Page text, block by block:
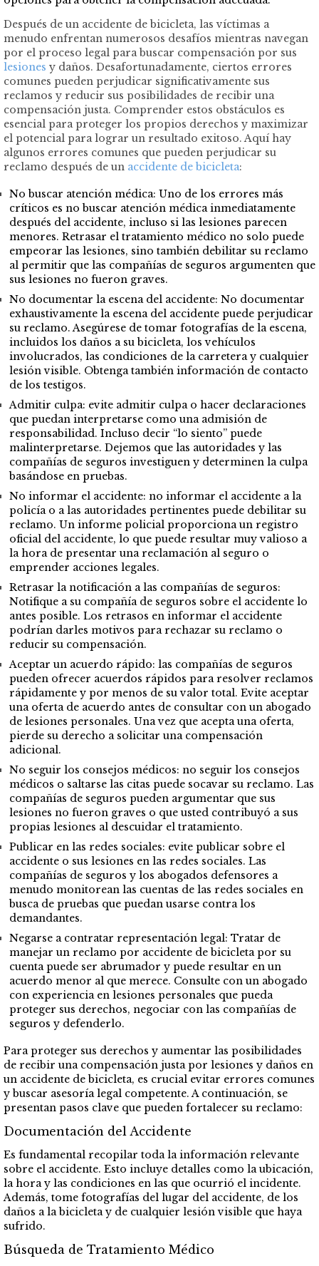
Después de un accidente de bicicleta, las víctimas a
menudo enfrentan numerosos desafíos mientras navegan
por el proceso legal para buscar compensación por sus
lesiones y daños. Desafortunadamente, ciertos errores
comunes pueden perjudicar significativamente sus
reclamos y reducir sus posibilidades de recibir una
compensación justa. Comprender estos obstáculos es
esencial para proteger los propios derechos y maximizar
el potencial para lograr un resultado exitoso. Aquí hay
algunos errores comunes que pueden perjudicar su
reclamo después de un accidente de bicicleta:
No buscar atención médica: Uno de los errores más
críticos es no buscar atención médica inmediatamente
después del accidente, incluso si las lesiones parecen
menores. Retrasar el tratamiento médico no solo puede
empeorar las lesiones, sino también debilitar su reclamo
al permitir que las compañías de seguros argumenten que
sus lesiones no fueron graves.
No documentar la escena del accidente: No documentar
exhaustivamente la escena del accidente puede perjudicar
su reclamo. Asegúrese de tomar fotografías de la escena,
incluidos los daños a su bicicleta, los vehículos
involucrados, las condiciones de la carretera y cualquier
lesión visible. Obtenga también información de contacto
de los testigos.
Admitir culpa: evite admitir culpa o hacer declaraciones
que puedan interpretarse como una admisión de
responsabilidad. Incluso decir “lo siento” puede
malinterpretarse. Dejemos que las autoridades y las
compañías de seguros investiguen y determinen la culpa
basándose en pruebas.
No informar el accidente: no informar el accidente a la
policía o a las autoridades pertinentes puede debilitar su
reclamo. Un informe policial proporciona un registro
oficial del accidente, lo que puede resultar muy valioso a
la hora de presentar una reclamación al seguro o
emprender acciones legales.
Retrasar la notificación a las compañías de seguros:
Notifique a su compañía de seguros sobre el accidente lo
antes posible. Los retrasos en informar el accidente
podrían darles motivos para rechazar su reclamo o
reducir su compensación.
Aceptar un acuerdo rápido: las compañías de seguros
pueden ofrecer acuerdos rápidos para resolver reclamos
rápidamente y por menos de su valor total. Evite aceptar
una oferta de acuerdo antes de consultar con un abogado
de lesiones personales. Una vez que acepta una oferta,
pierde su derecho a solicitar una compensación
adicional.
No seguir los consejos médicos: no seguir los consejos
médicos o saltarse las citas puede socavar su reclamo. Las
compañías de seguros pueden argumentar que sus
lesiones no fueron graves o que usted contribuyó a sus
propias lesiones al descuidar el tratamiento.
Publicar en las redes sociales: evite publicar sobre el
accidente o sus lesiones en las redes sociales. Las
compañías de seguros y los abogados defensores a
menudo monitorean las cuentas de las redes sociales en
busca de pruebas que puedan usarse contra los
demandantes.
Negarse a contratar representación legal: Tratar de
manejar un reclamo por accidente de bicicleta por su
cuenta puede ser abrumador y puede resultar en un
acuerdo menor al que merece. Consulte con un abogado
con experiencia en lesiones personales que pueda
proteger sus derechos, negociar con las compañías de
seguros y defenderlo.
Para proteger sus derechos y aumentar las posibilidades
de recibir una compensación justa por lesiones y daños en
un accidente de bicicleta, es crucial evitar errores comunes
y buscar asesoría legal competente. A continuación, se
presentan pasos clave que pueden fortalecer su reclamo:
Documentación del Accidente
Es fundamental recopilar toda la información relevante
sobre el accidente. Esto incluye detalles como la ubicación,
la hora y las condiciones en las que ocurrió el incidente.
Además, tome fotografías del lugar del accidente, de los
daños a la bicicleta y de cualquier lesión visible que haya
sufrido.
Búsqueda de Tratamiento Médico